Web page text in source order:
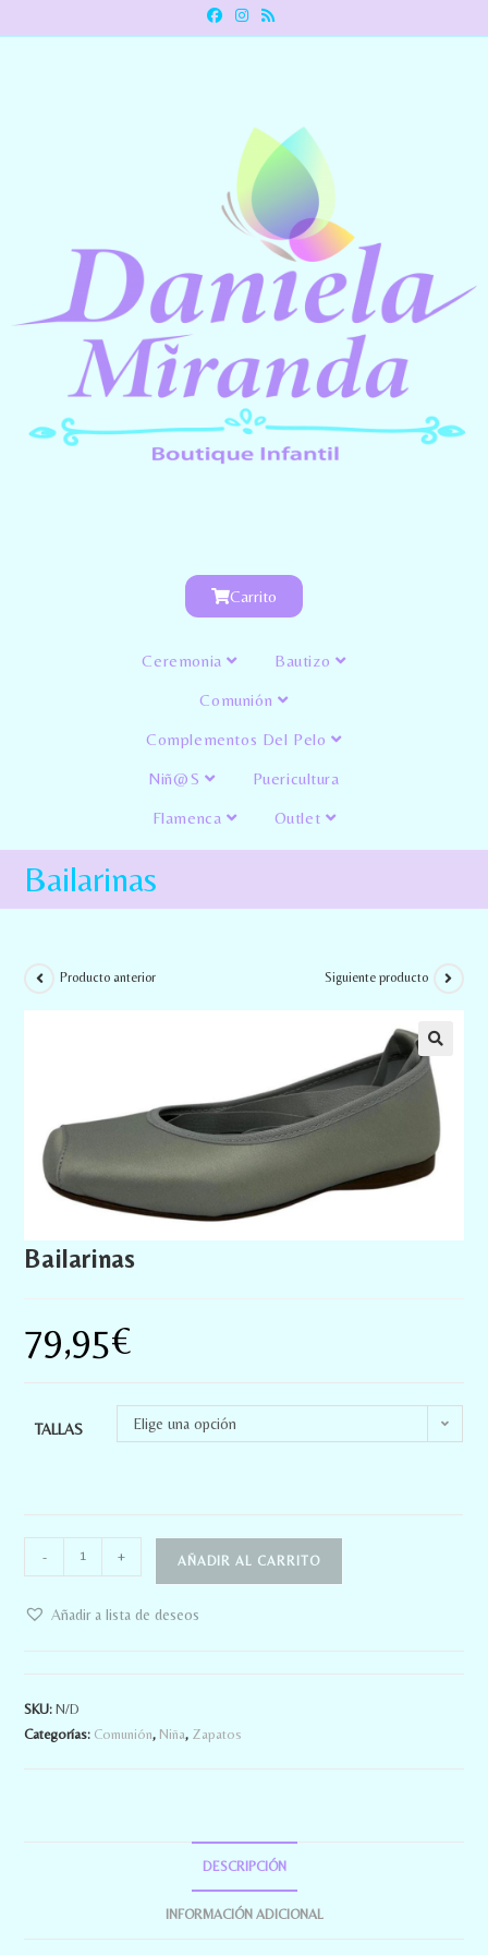
Carrito
Ceremonia Bautizo
Comunión
Complementos Del Pelo
Niñ@s Puericultura
Flamenca Outlet
Bailarinas
Producto anterior Siguiente producto
Bailarinas
79,95€
TALLAS Elige una opción
- + AÑADIR AL CARRITO
Añadir a lista de deseos
SKU:N/D
Categorías: Comunión, Niña, Zapatos
DESCRIPCIÓN
INFORMACIÓN ADICIONAL